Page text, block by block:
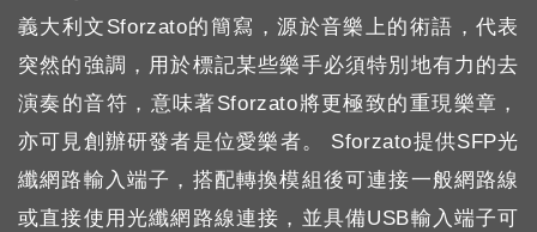
義大利文Sforzato的簡寫，源於音樂上的術語，代表
突然的強調，用於標記某些樂手必須特別地有力的去
演奏的音符，意味著Sforzato將更極致的重現樂章，
亦可見創辦研發者是位愛樂者。 Sforzato提供SFP光
纖網路輸入端子，搭配轉換模組後可連接一般網路線
或直接使用光纖網路線連接，並具備USB輸入端子可